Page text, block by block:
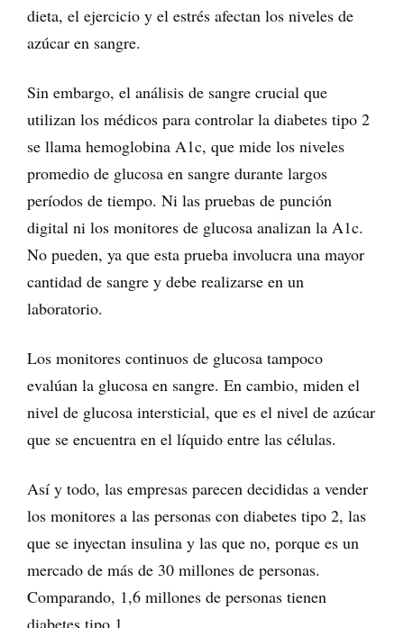
dieta, el ejercicio y el estrés afectan los niveles de
azúcar en sangre.
Sin embargo, el análisis de sangre crucial que
utilizan los médicos para controlar la diabetes tipo 2
se llama hemoglobina A1c, que mide los niveles
promedio de glucosa en sangre durante largos
períodos de tiempo. Ni las pruebas de punción
digital ni los monitores de glucosa analizan la A1c.
No pueden, ya que esta prueba involucra una mayor
cantidad de sangre y debe realizarse en un
laboratorio.
Los monitores continuos de glucosa tampoco
evalúan la glucosa en sangre. En cambio, miden el
nivel de glucosa intersticial, que es el nivel de azúcar
que se encuentra en el líquido entre las células.
Así y todo, las empresas parecen decididas a vender
los monitores a las personas con diabetes tipo 2, las
que se inyectan insulina y las que no, porque es un
mercado de más de 30 millones de personas.
Comparando, 1,6 millones de personas tienen
diabetes tipo 1.